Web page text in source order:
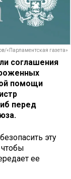
«Парламентская газета»
соглашения
помощи
перед
эту
ее